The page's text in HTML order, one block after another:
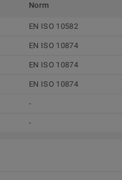
Norm
EN ISO 10582
EN ISO 10874
EN ISO 10874
EN ISO 10874
-
-